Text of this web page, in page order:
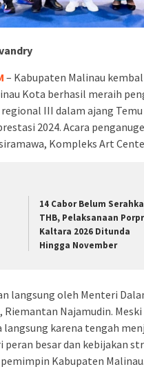
– Kabupaten Malinau
Kota berhasil meraih
III dalam ajang
2024. Acara
Kompleks Art
14 Cabor Belum
THB, Pelaksanaan
Kaltara 2026 Ditunda
Hingga November
langsung oleh Menteri
Riemantan Najamudin.
langsung karena tengah
peran besar dan kebijakan
Kabupaten Malinau.